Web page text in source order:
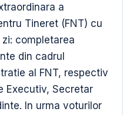
a
Tineret (FNT) cu
completarea
din cadrul
al FNT, respectiv
Executiv, Secretar
In urma voturilor